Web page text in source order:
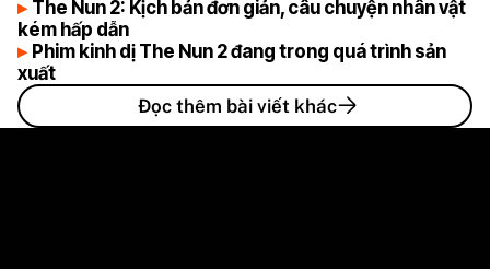
The Nun 2: Kịch bản đơn giản, câu chuyện nhân vật
kém hấp dẫn
Phim kinh dị The Nun 2 đang trong quá trình sản
xuất
Đọc thêm bài viết khác